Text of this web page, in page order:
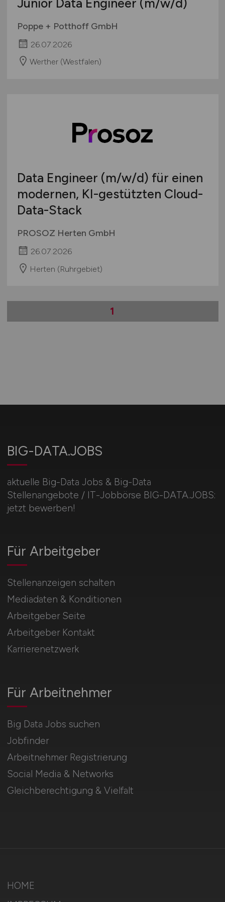
Poppe + Potthoff GmbH
26.07.2026
Werther (Westfalen)
Data Engineer (m/w/d) für einen
modernen, KI-gestützten Cloud-
Data-Stack
PROSOZ Herten GmbH
26.07.2026
Herten (Ruhrgebiet)
1
BIG-DATA.JOBS
aktuelle Big-Data Jobs & Big-Data
Stellenangebote / IT-Jobbörse BIG-DATA.JOBS:
jetzt bewerben!
Für Arbeitnehmer
Big Data Jobs suchen
Jobfinder
Arbeitnehmer Registrierung
Social Media & Networks
Gleichberechtigung & Vielfalt
Für Arbeitgeber
Stellenanzeigen schalten
Mediadaten & Konditionen
Arbeitgeber Seite
Arbeitgeber Kontakt
Karrierenetzwerk
HOME